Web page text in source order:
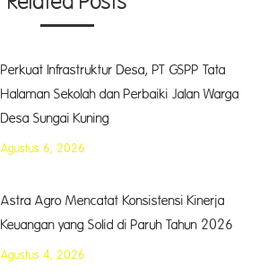
Perkuat Infrastruktur Desa, PT GSPP Tata
Halaman Sekolah dan Perbaiki Jalan Warga
Desa Sungai Kuning
Agustus 6, 2026
Astra Agro Mencatat Konsistensi Kinerja
Keuangan yang Solid di Paruh Tahun 2026
Agustus 4, 2026